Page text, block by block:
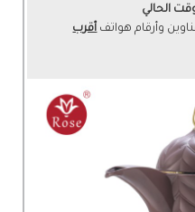
الحالي
وأرقام هواتفأقرب